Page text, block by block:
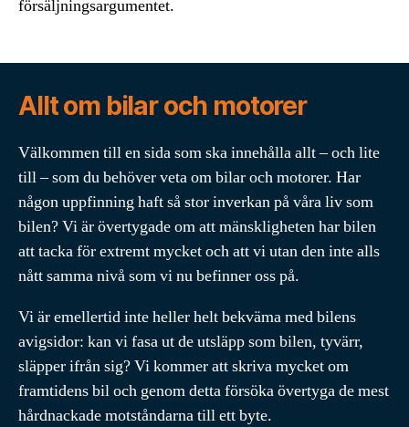
försäljningsargumentet.
Allt om bilar och motorer
Välkommen till en sida som ska innehålla allt – och lite
till – som du behöver veta om bilar och motorer. Har
någon uppfinning haft så stor inverkan på våra liv som
bilen? Vi är övertygade om att mänskligheten har bilen
att tacka för extremt mycket och att vi utan den inte alls
nått samma nivå som vi nu befinner oss på.
Vi är emellertid inte heller helt bekväma med bilens
avigsidor: kan vi fasa ut de utsläpp som bilen, tyvärr,
släpper ifrån sig? Vi kommer att skriva mycket om
framtidens bil och genom detta försöka övertyga de mest
hårdnackade motståndarna till ett byte.